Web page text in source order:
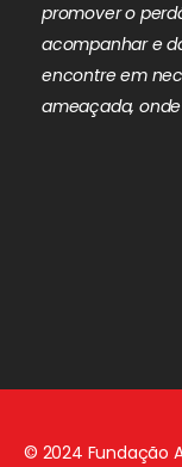
promover o
acompanhar e
encontre em
ameaçada,
© 2024 Fundação